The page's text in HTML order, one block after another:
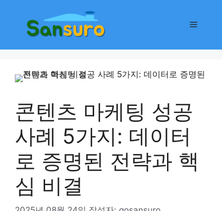
메
콘텐츠 마케팅 성공
사례 5가지: 데이터
로 증명된 전략과 핵
심 비결